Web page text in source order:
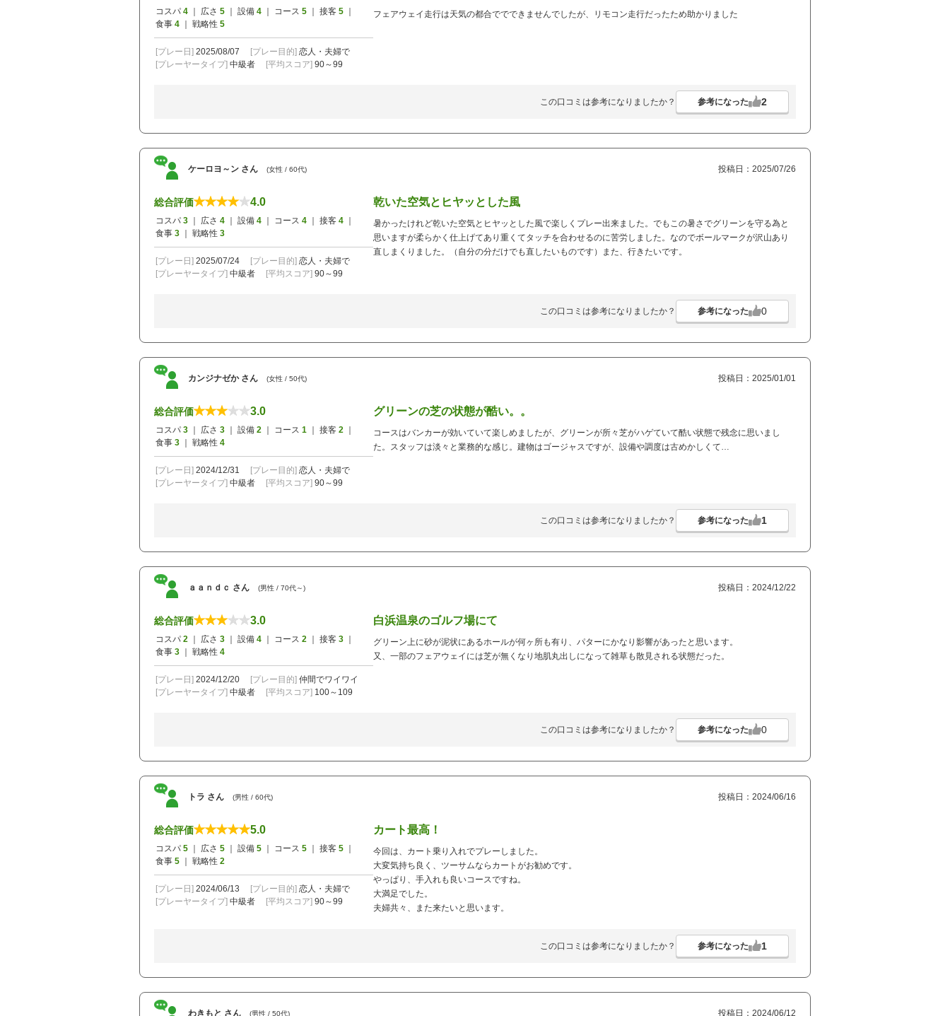
コスパ 4 ｜ 広さ 5 ｜ 設備 4 ｜ コース 5 ｜ 接客 5
食事 4 ｜ 戦略性 5
[プレー日] 2025/08/07 [プレー目的] 恋人・夫婦で
[プレーヤータイプ] 中級者 [平均スコア] 90～99
フェアウェイ走行は天気の都合ででできませんでしたが、リモコン走行だったため助かりました
この口コミは参考になりましたか？ 参考になった 2
ケーロヨ～ン さん (女性 / 60代) 投稿日：2025/07/26
総合評価 4.0
コスパ 3 ｜ 広さ 4 ｜ 設備 4 ｜ コース 4 ｜ 接客 4
食事 3 ｜ 戦略性 3
[プレー日] 2025/07/24 [プレー目的] 恋人・夫婦で
[プレーヤータイプ] 中級者 [平均スコア] 90～99
乾いた空気とヒヤッとした風
暑かったけれど乾いた空気とヒヤッとした風で楽しくプレー出来ました。でもこの暑さでグリーンを守る為と
思いますが柔らかく仕上げてあり重くてタッチを合わせるのに苦労しました。なのでボールマークが沢山あり
直しまくりました。（自分の分だけでも直したいものです）また、行きたいです。
この口コミは参考になりましたか？ 参考になった 0
カンジナゼか さん (女性 / 50代) 投稿日：2025/01/01
総合評価 3.0
コスパ 3 ｜ 広さ 3 ｜ 設備 2 ｜ コース 1 ｜ 接客 2
食事 3 ｜ 戦略性 4
[プレー日] 2024/12/31 [プレー目的] 恋人・夫婦で
[プレーヤータイプ] 中級者 [平均スコア] 90～99
グリーンの芝の状態が酷い。。
コースはバンカーが効いていて楽しめましたが、グリーンが所々芝がハゲていて酷い状態で残念に思いまし
た。スタッフは淡々と業務的な感じ。建物はゴージャスですが、設備や調度は古めかしくて…
この口コミは参考になりましたか？ 参考になった 1
ａａｎｄｃ さん (男性 / 70代～) 投稿日：2024/12/22
総合評価 3.0
コスパ 2 ｜ 広さ 3 ｜ 設備 4 ｜ コース 2 ｜ 接客 3
食事 3 ｜ 戦略性 4
[プレー日] 2024/12/20 [プレー目的] 仲間でワイワイ
[プレーヤータイプ] 中級者 [平均スコア] 100～109
白浜温泉のゴルフ場にて
グリーン上に砂が泥状にあるホールが何ヶ所も有り、パターにかなり影響があったと思います。
又、一部のフェアウェイには芝が無くなり地肌丸出しになって雑草も散見される状態だった。
この口コミは参考になりましたか？ 参考になった 0
トラ さん (男性 / 60代) 投稿日：2024/06/16
総合評価 5.0
コスパ 5 ｜ 広さ 5 ｜ 設備 5 ｜ コース 5 ｜ 接客 5
食事 5 ｜ 戦略性 2
[プレー日] 2024/06/13 [プレー目的] 恋人・夫婦で
[プレーヤータイプ] 中級者 [平均スコア] 90～99
カート最高！
今回は、カート乗り入れでプレーしました。
大変気持ち良く、ツーサムならカートがお勧めです。
やっぱり、手入れも良いコースですね。
大満足でした。
夫婦共々、また来たいと思います。
この口コミは参考になりましたか？ 参考になった 1
わきもと さん (男性 / 50代) 投稿日：2024/06/12